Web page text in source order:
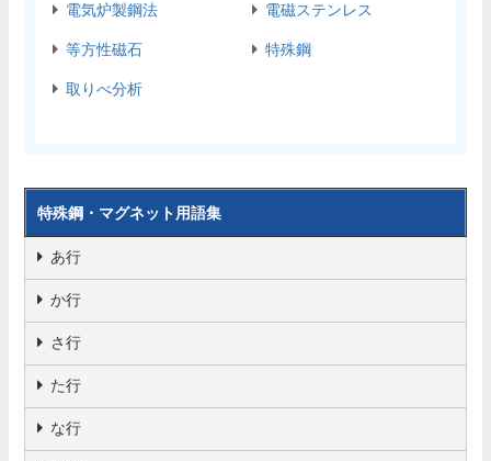
電気炉製鋼法 電磁ステンレス
等方性磁石 特殊鋼
取りべ分析
特殊鋼・マグネット用語集
あ行
か行
さ行
た行
な行